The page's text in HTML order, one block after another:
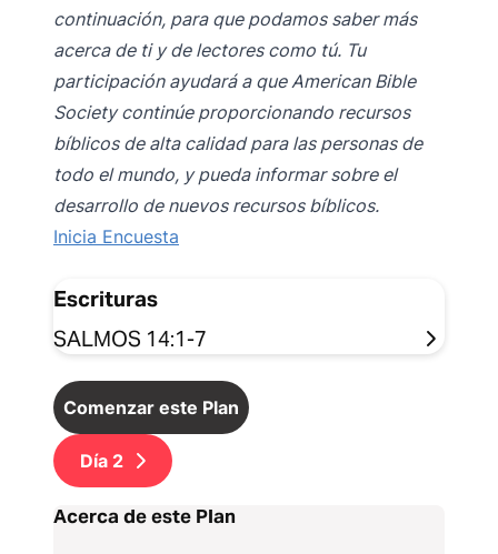
continuación, para que podamos saber más
acerca de ti y de lectores como tú. Tu
participación ayudará a que American Bible
Society continúe proporcionando recursos
bíblicos de alta calidad para las personas de
todo el mundo, y pueda informar sobre el
desarrollo de nuevos recursos bíblicos.
Inicia Encuesta
Escrituras
SALMOS 14:1-7
Comenzar este Plan
Día 2
Acerca de este Plan